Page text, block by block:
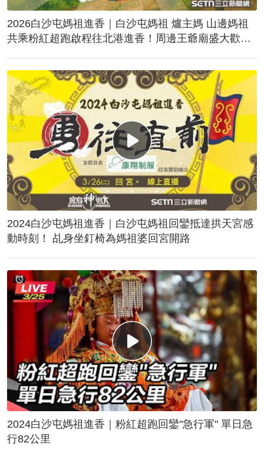
2026白沙屯媽祖進香｜白沙屯媽祖 爐主媽 山邊媽祖
共乘粉紅超跑啟程往北港進香！周邊王爺廟盛大歡
2024白沙屯媽祖進香｜白沙屯媽祖回鑾抵達拱天宮感
動時刻！ 乩身坐釘椅為媽祖婆回宮開路
2024白沙屯媽祖進香｜粉紅超跑回鑾"急行軍" 單日急
行82公里